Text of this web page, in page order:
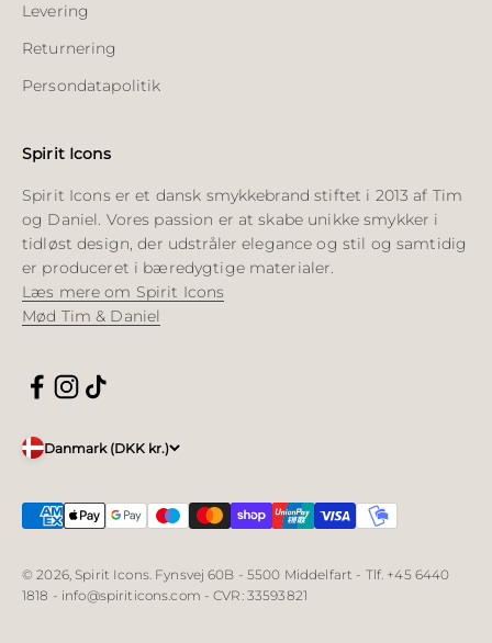
Levering
Returnering
Persondatapolitik
Spirit Icons
Spirit Icons er et dansk smykkebrand stiftet i 2013 af Tim
og Daniel. Vores passion er at skabe unikke smykker i
tidløst design, der udstråler elegance og stil og samtidig
er produceret i bæredygtige materialer.
Læs mere om Spirit Icons
Mød Tim & Daniel
Danmark (DKK kr.)
© 2026, Spirit Icons. Fynsvej 60B - 5500 Middelfart - Tlf. +45 6440
1818 - info@spiriticons.com - CVR: 33593821